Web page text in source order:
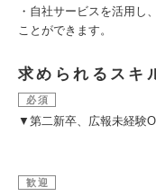
・自社サービスを活用し
ことができます。
求められるスキ
必須
▼第二新卒、広報未経験
歓迎